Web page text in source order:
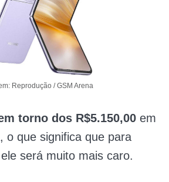
Reprodução / GSM Arena
torno dos R$5.150,00 em
o que significa que para
será muito mais caro.